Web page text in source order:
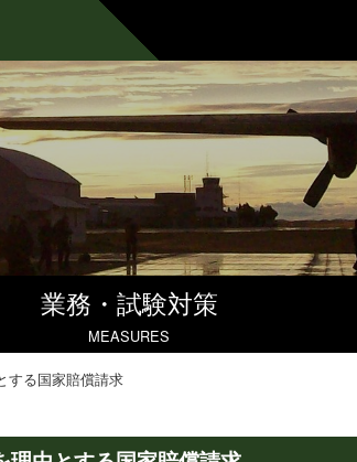
業務・試験対策
MEASURES
する国家賠償請求